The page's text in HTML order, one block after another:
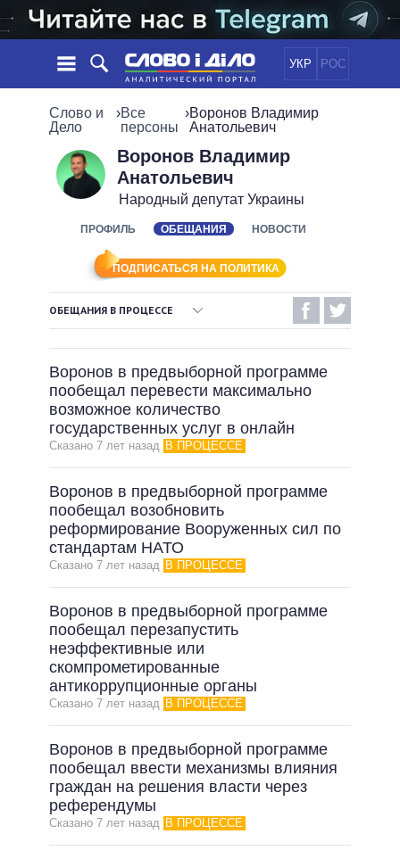
УКР РОС
НОВОСТИ
ЛЕНТА
СОБЫТИЯ
МНЕНИЯ
ОБЗОРЫ
ДАЙДЖЕСТЫ
ПОЛИТИКА
ЭКОНОМИКА
ОБЩЕСТВО
МИР
ОБЕЩАНИЯ
ПОЛИТИКИ
ВСЕ ПОЛИТИКИ
ПРЕЗИДЕНТ И ОФИС
ВЕРХОВНАЯ РАДА
КАБИНЕТ МИНИСТРОВ
ВСЕ ПЕРСОНЫ
ИНФОГРАФИКА
ВИДЕО
ПОДДЕРЖАТЬ
СРАВНЕНИЕ ПОЛИТИКОВ
Слово и
Дело
›Все
персоны
›Воронов Владимир
Анатольевич
Воронов Владимир
Анатольевич
Народный депутат Украины
ПРОФИЛЬ ОБЕЩАНИЯ НОВОСТИ
ПОДПИСАТЬСЯ НА ПОЛИТИКА
ОБЕЩАНИЯ В ПРОЦЕССЕ
НЕВЫПОЛНЕННЫЕ ОБЕЩАНИЯ
ОБЕЩАНИЯ В ПРОЦЕССЕ
ВСЕ ОБЕЩАНИЯ
АРХИВНЫЕ ОБЕЩАНИЯ
Воронов в предвыборной программе
пообещал перевести максимально
возможное количество
государственных услуг в онлайн
Сказано 7 лет назад В ПРОЦЕССЕ
Воронов в предвыборной программе
пообещал возобновить
реформирование Вооруженных сил по
стандартам НАТО
Сказано 7 лет назад В ПРОЦЕССЕ
Воронов в предвыборной программе
пообещал перезапустить
неэффективные или
скомпрометированные
антикоррупционные органы
Сказано 7 лет назад В ПРОЦЕССЕ
Воронов в предвыборной программе
пообещал ввести механизмы влияния
граждан на решения власти через
референдумы
Сказано 7 лет назад В ПРОЦЕССЕ